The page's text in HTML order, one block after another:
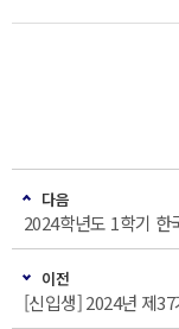
다음
2024학년도 1학기 한
이전
[신입생] 2024년 제